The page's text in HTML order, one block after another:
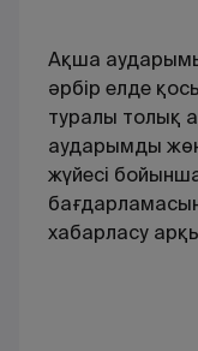
Ақша
әрбір елде
туралы толық
аударымды
жүйесі
хабарласу